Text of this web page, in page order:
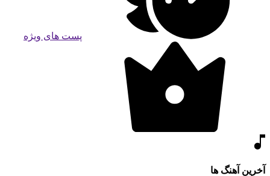
پست های ویژه
آخرین آهنگ ها